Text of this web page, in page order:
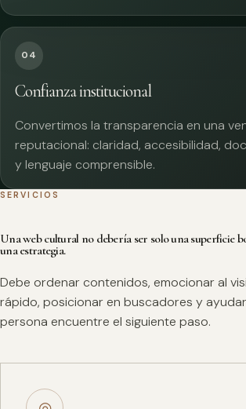
04
Confianza institucional
Convertimos la transparencia en una
reputacional: claridad, accesibilidad,
y lenguaje comprensible.
SERVICIOS
Una web cultural no debería ser solo una superficie
una estrategia.
Debe ordenar contenidos, emocionar al
rápido, posicionar en buscadores y
persona encuentre el siguiente paso.